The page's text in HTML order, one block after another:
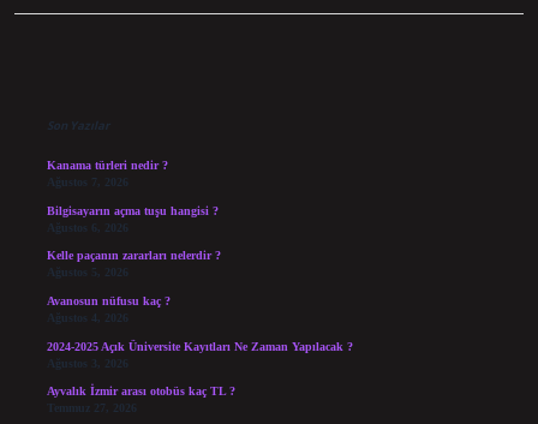
Son Yazılar
Kanama türleri nedir ?
Ağustos 7, 2026
Bilgisayarın açma tuşu hangisi ?
Ağustos 6, 2026
Kelle paçanın zararları nelerdir ?
Ağustos 5, 2026
Avanosun nüfusu kaç ?
Ağustos 4, 2026
2024-2025 Açık Üniversite Kayıtları Ne Zaman Yapılacak ?
Ağustos 3, 2026
Ayvalık İzmir arası otobüs kaç TL ?
Temmuz 27, 2026